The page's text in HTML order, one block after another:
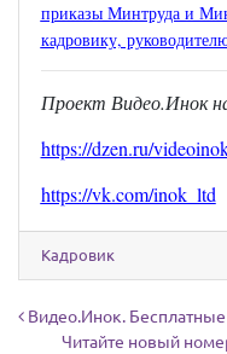
приказы Минтруда и
кадровику,
Проект Видео.Инок
https://dzen.ru/
https://vk.com/inok_ltd
Кадровик
Навигация по
Видео.Инок.
Читайте новый